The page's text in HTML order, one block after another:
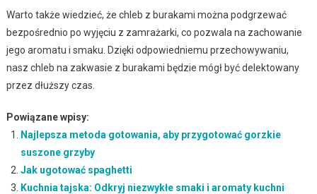
Warto także wiedzieć, że chleb z burakami można podgrzewać
bezpośrednio po wyjęciu z zamrażarki, co pozwala na zachowanie
jego aromatu i smaku. Dzięki odpowiedniemu przechowywaniu,
nasz chleb na zakwasie z burakami będzie mógł być delektowany
przez dłuższy czas.
Powiązane wpisy:
Najlepsza metoda gotowania, aby przygotować gorzkie
suszone grzyby
Jak ugotować spaghetti
Kuchnia tajska: Odkryj niezwykłe smaki i aromaty kuchni